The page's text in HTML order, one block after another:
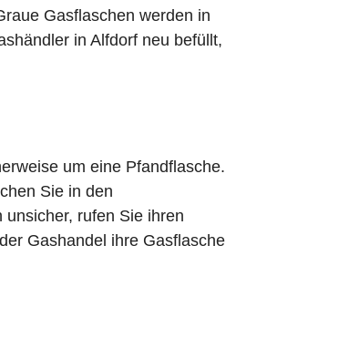
Gasflaschen werden in
in Alfdorf neu befüllt,
um eine Pfandflasche.
Sie in den
rufen Sie ihren
Gashandel ihre Gasflasche